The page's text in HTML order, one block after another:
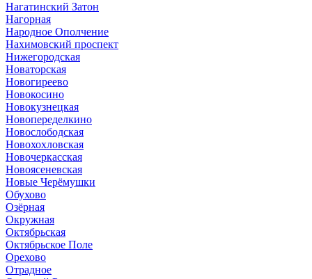
Нагатинский Затон
Нагорная
Народное Ополчение
Нахимовский проспект
Нижегородская
Новаторская
Новогиреево
Новокосино
Новокузнецкая
Новопеределкино
Новослободская
Новохохловская
Новочеркасская
Новоясеневская
Новые Черёмушки
Обухово
Озёрная
Окружная
Октябрьская
Октябрьское Поле
Орехово
Отрадное